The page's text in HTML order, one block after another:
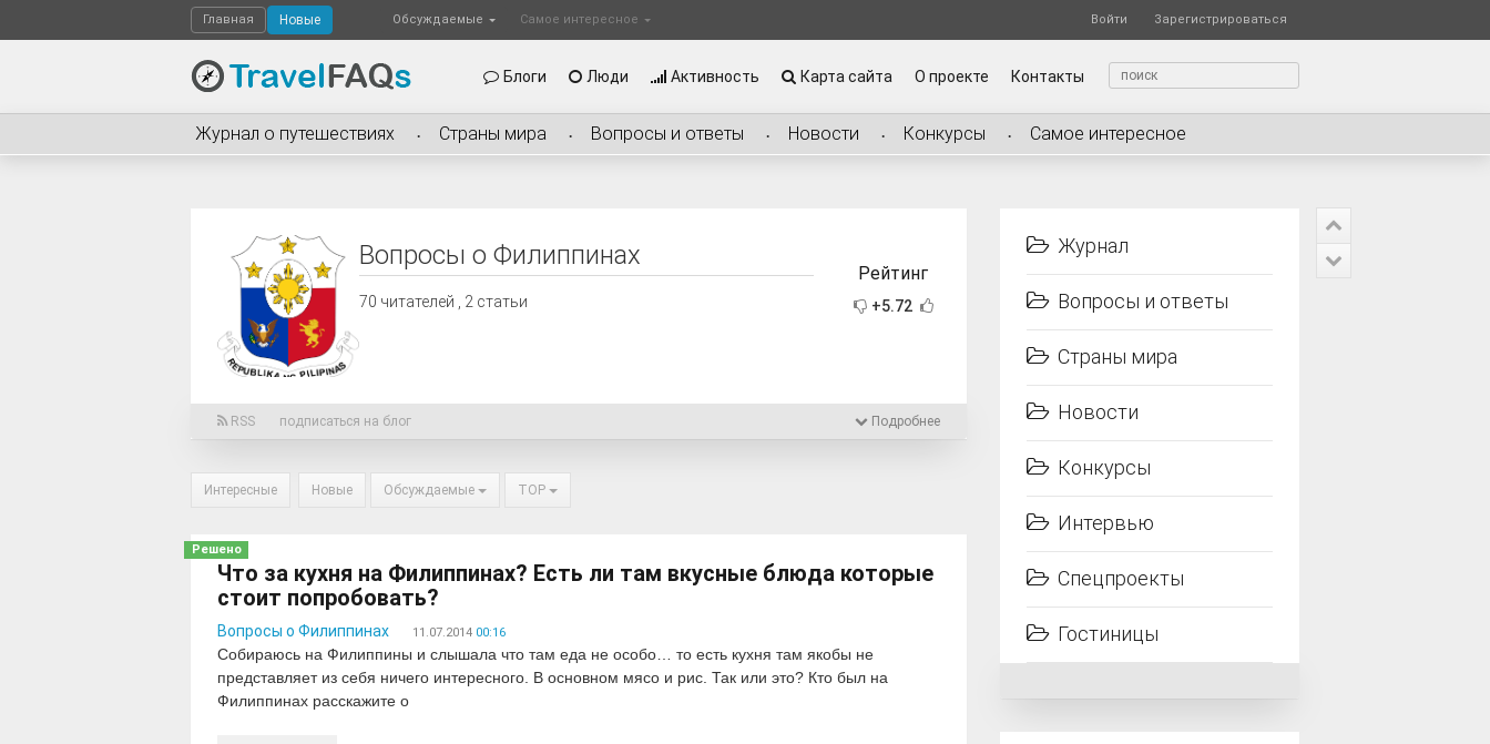
Главная Новые Обсуждаемые Самое интересное Зарегистрироваться
Войти
Блоги Люди Активность Карта сайта О проекте Контакты
Журнал о путешествиях Страны мира Вопросы и ответы Новости Конкурсы Самое интересное
Вопросы о Филиппинах
70 читателей , 2 статьи
Рейтинг
+5.72
RSS подписаться на блог Подробнее
Интересные Новые Обсуждаемые TOP
Решено
Что за кухня на Филиппинах? Есть ли там вкусные блюда которые
стоит попробовать?
Вопросы о Филиппинах 11.07.2014 00:16
Собираюсь на Филиппины и слышала что там еда не особо… то есть кухня там якобы не
представляет из себя ничего интересного. В основном мясо и рис. Так или это? Кто был на
Филиппинах расскажите о
Журнал
Вопросы и ответы
Страны мира
Новости
Конкурсы
Интервью
Спецпроекты
Гостиницы